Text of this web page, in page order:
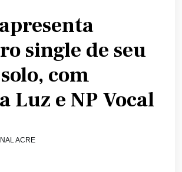
single de seu
com
Luz e NP Vocal
ACRE